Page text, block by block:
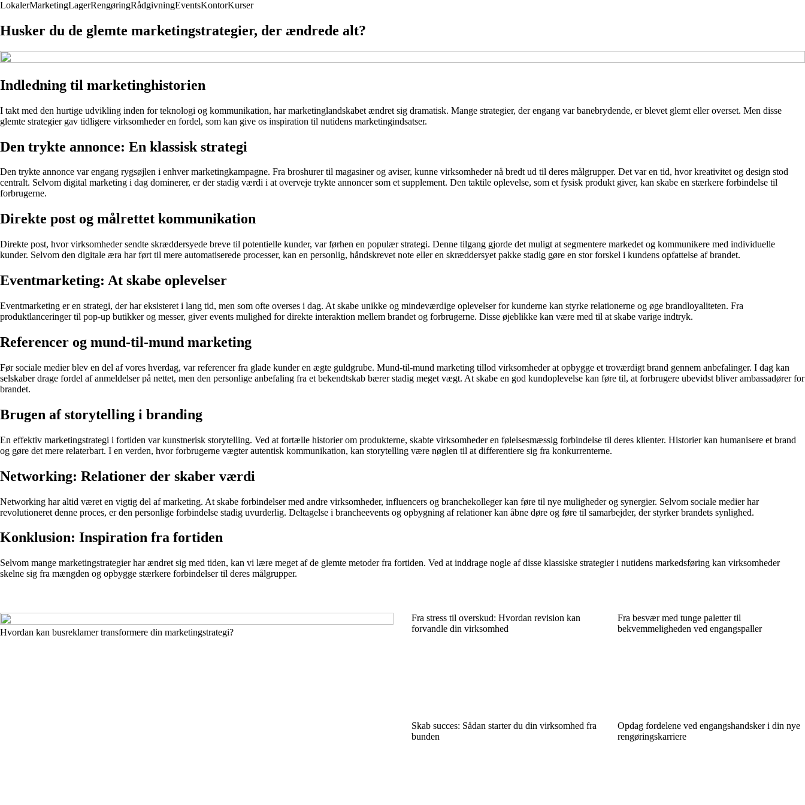
LokalerMarketingLagerRengøringRådgivningEventsKontorKurser
Husker du de glemte marketingstrategier, der ændrede alt?
Indledning til marketinghistorien
I takt med den hurtige udvikling inden for teknologi og kommunikation, har marketinglandskabet ændret sig dramatisk. Mange strategier, der engang var banebrydende, er blevet glemt eller overset. Men disse
glemte strategier gav tidligere virksomheder en fordel, som kan give os inspiration til nutidens marketingindsatser.
Den trykte annonce: En klassisk strategi
Den trykte annonce var engang rygsøjlen i enhver marketingkampagne. Fra broshurer til magasiner og aviser, kunne virksomheder nå bredt ud til deres målgrupper. Det var en tid, hvor kreativitet og design stod
centralt. Selvom digital marketing i dag dominerer, er der stadig værdi i at overveje trykte annoncer som et supplement. Den taktile oplevelse, som et fysisk produkt giver, kan skabe en stærkere forbindelse til
forbrugerne.
Direkte post og målrettet kommunikation
Direkte post, hvor virksomheder sendte skræddersyede breve til potentielle kunder, var førhen en populær strategi. Denne tilgang gjorde det muligt at segmentere markedet og kommunikere med individuelle
kunder. Selvom den digitale æra har ført til mere automatiserede processer, kan en personlig, håndskrevet note eller en skræddersyet pakke stadig gøre en stor forskel i kundens opfattelse af brandet.
Eventmarketing: At skabe oplevelser
Eventmarketing er en strategi, der har eksisteret i lang tid, men som ofte overses i dag. At skabe unikke og mindeværdige oplevelser for kunderne kan styrke relationerne og øge brandloyaliteten. Fra
produktlanceringer til pop-up butikker og messer, giver events mulighed for direkte interaktion mellem brandet og forbrugerne. Disse øjeblikke kan være med til at skabe varige indtryk.
Referencer og mund-til-mund marketing
Før sociale medier blev en del af vores hverdag, var referencer fra glade kunder en ægte guldgrube. Mund-til-mund marketing tillod virksomheder at opbygge et troværdigt brand gennem anbefalinger. I dag kan
selskaber drage fordel af anmeldelser på nettet, men den personlige anbefaling fra et bekendtskab bærer stadig meget vægt. At skabe en god kundoplevelse kan føre til, at forbrugere ubevidst bliver ambassadører for
brandet.
Brugen af storytelling i branding
En effektiv marketingstrategi i fortiden var kunstnerisk storytelling. Ved at fortælle historier om produkterne, skabte virksomheder en følelsesmæssig forbindelse til deres klienter. Historier kan humanisere et brand
og gøre det mere relaterbart. I en verden, hvor forbrugerne vægter autentisk kommunikation, kan storytelling være nøglen til at differentiere sig fra konkurrenterne.
Networking: Relationer der skaber værdi
Networking har altid været en vigtig del af marketing. At skabe forbindelser med andre virksomheder, influencers og branchekolleger kan føre til nye muligheder og synergier. Selvom sociale medier har
revolutioneret denne proces, er den personlige forbindelse stadig uvurderlig. Deltagelse i brancheevents og opbygning af relationer kan åbne døre og føre til samarbejder, der styrker brandets synlighed.
Konklusion: Inspiration fra fortiden
Selvom mange marketingstrategier har ændret sig med tiden, kan vi lære meget af de glemte metoder fra fortiden. Ved at inddrage nogle af disse klassiske strategier i nutidens markedsføring kan virksomheder
skelne sig fra mængden og opbygge stærkere forbindelser til deres målgrupper.
Hvordan kan busreklamer transformere din marketingstrategi?
Fra stress til overskud: Hvordan revision kan
forvandle din virksomhed
Fra besvær med tunge paletter til
bekvemmeligheden ved engangspaller
Skab succes: Sådan starter du din virksomhed fra
bunden
Opdag fordelene ved engangshandsker i din nye
rengøringskarriere